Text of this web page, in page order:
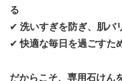
る
✔ 洗いすぎを防ぎ、肌バ
✔快適な毎日を過ごすた
だからこそ、専用石けん